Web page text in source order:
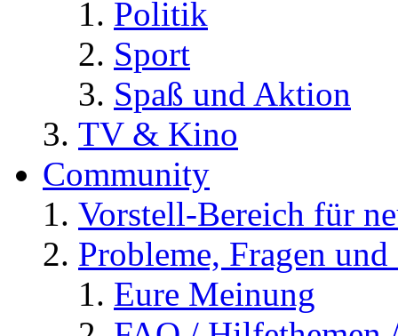
Politik
Sport
Spaß und Aktion
TV & Kino
Community
Vorstell-Bereich für
Probleme, Fragen
Eure Meinung